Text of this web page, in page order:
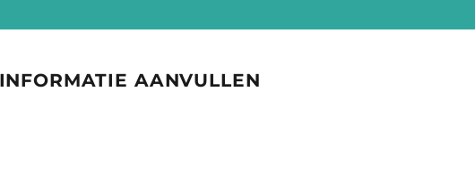
INFORMATIE AANVULLEN